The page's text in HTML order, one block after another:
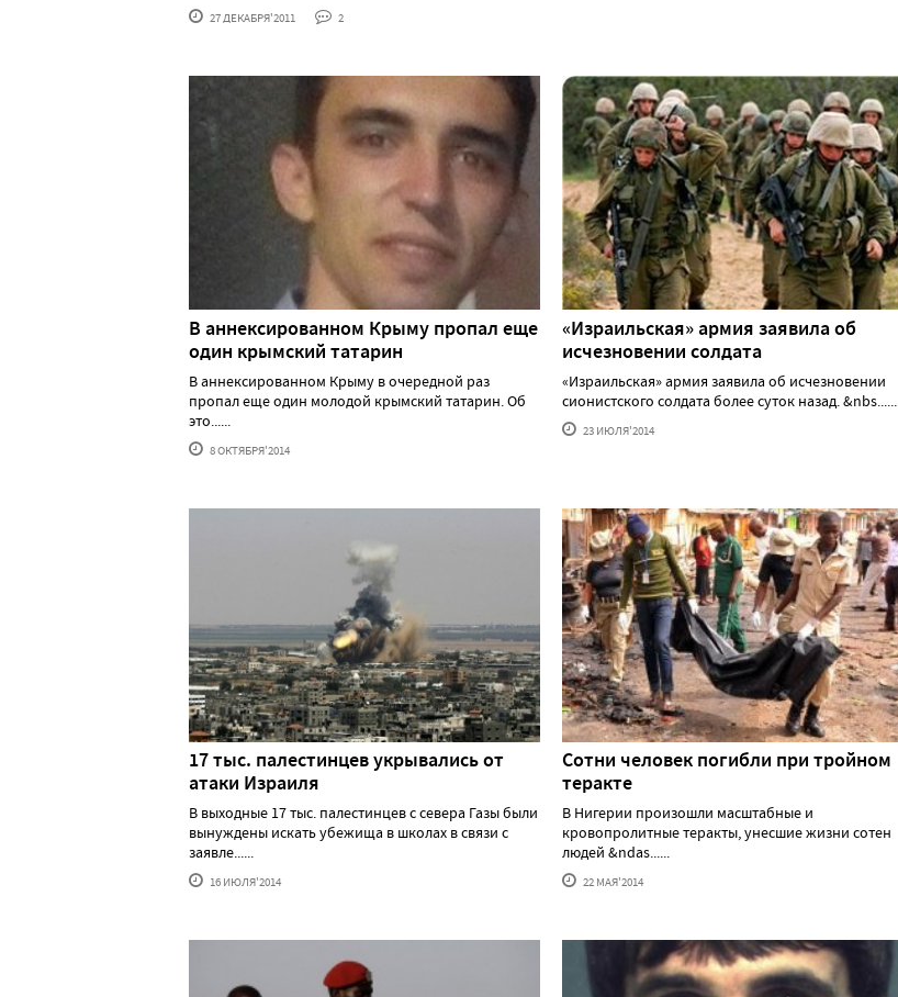
27 ДЕКАБРЯ'2011 2
В аннексированном Крыму пропал еще
один крымский татарин
В аннексированном Крыму в очередной раз
пропал еще один молодой крымский татарин. Об
это......
8 ОКТЯБРЯ'2014
«Израильская» армия заявила об
исчезновении солдата
«Израильская» армия заявила об исчезновении
сионистского солдата более суток назад. &nbs......
23 ИЮЛЯ'2014
17 тыс. палестинцев укрывались от
атаки Израиля
В выходные 17 тыс. палестинцев с севера Газы были
вынуждены искать убежища в школах в связи с
заявле......
16 ИЮЛЯ'2014
Сотни человек погибли при тройном
теракте
В Нигерии произошли масштабные и
кровопролитные теракты, унесшие жизни сотен
людей &ndas......
22 МАЯ'2014